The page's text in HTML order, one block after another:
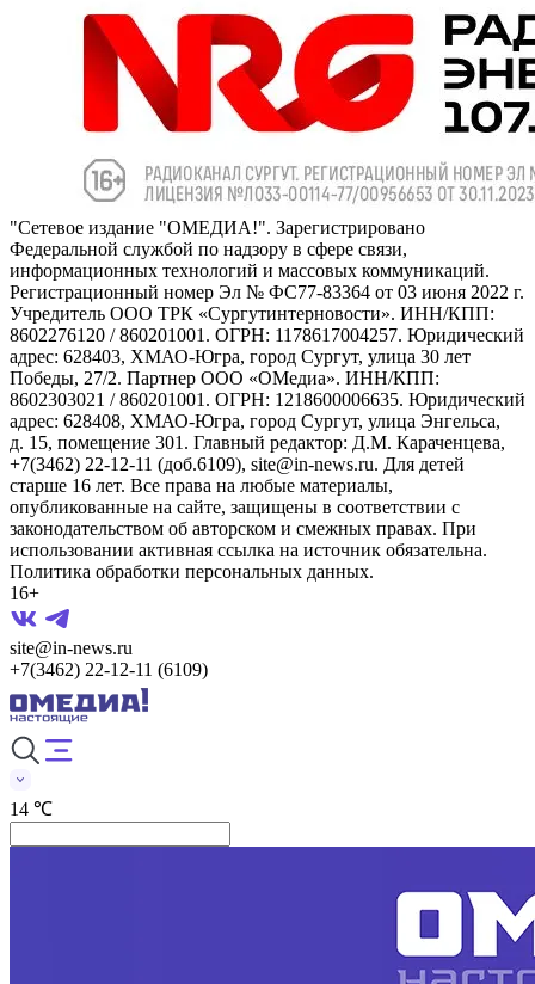
"Сетевое издание "ОМЕДИА!". Зарегистрировано
Федеральной службой по надзору в сфере связи,
информационных технологий и массовых коммуникаций.
Регистрационный номер Эл № ФС77-83364 от 03 июня 2022 г.
Учредитель ООО ТРК «Сургутинтерновости». ИНН/КПП:
8602276120 / 860201001. ОГРН: 1178617004257. Юридический
адрес: 628403, ХМАО-Югра, город Сургут, улица 30 лет
Победы, 27/2. Партнер ООО «ОМедиа». ИНН/КПП:
8602303021 / 860201001. ОГРН: 1218600006635. Юридический
адрес: 628408, ХМАО-Югра, город Сургут, улица Энгельса,
д. 15, помещение 301. Главный редактор: Д.М. Караченцева,
+7(3462) 22-12-11 (доб.6109), site@in-news.ru. Для детей
старше 16 лет. Все права на любые материалы,
опубликованные на сайте, защищены в соответствии с
законодательством об авторском и смежных правах. При
использовании активная ссылка на источник обязательна.
Политика обработки персональных данных.
16+
site@in-news.ru
+7(3462) 22-12-11 (6109)
14 ℃